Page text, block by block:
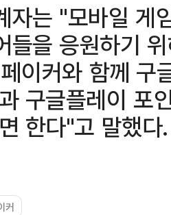
자는 "모바일 게
들을 응원하기
이커와 함께 구
구글플레이 포
한다"고 말했다.
커